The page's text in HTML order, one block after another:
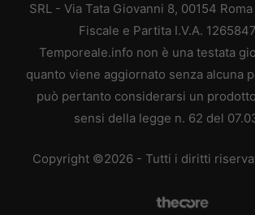
SRL - Via Tata Giovanni 8, 00154
Fiscale e Partita I.V.A.
Temporeale.info non è una testata
quanto viene aggiornato senza alcuna
può pertanto considerarsi un
sensi della legge n. 62 del
Copyright ©2026 - Tutti i diritti